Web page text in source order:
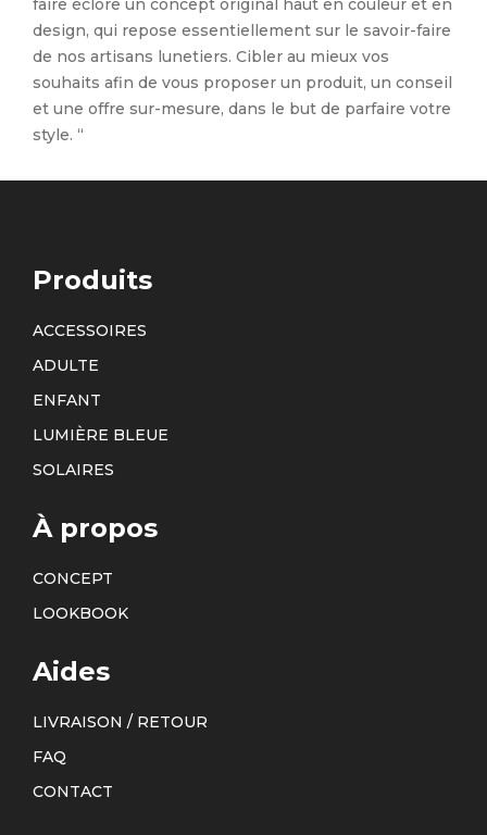
faire éclore un concept original haut en couleur et en
design, qui repose essentiellement sur le savoir-faire
de nos artisans lunetiers. Cibler au mieux vos
souhaits afin de vous proposer un produit, un conseil
et une offre sur-mesure, dans le but de parfaire votre
style. “
Produits
ACCESSOIRES
ADULTE
ENFANT
LUMIÈRE BLEUE
SOLAIRES
À propos
CONCEPT
LOOKBOOK
Aides
LIVRAISON / RETOUR
FAQ
CONTACT